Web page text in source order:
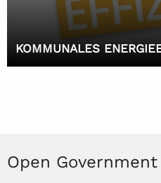
KOMMUNALES
Open Government